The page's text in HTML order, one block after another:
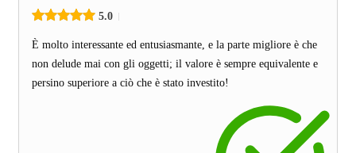
5.0
È molto interessante ed entusiasmante, e la parte migliore è che
non delude mai con gli oggetti; il valore è sempre equivalente e
persino superiore a ciò che è stato investito!